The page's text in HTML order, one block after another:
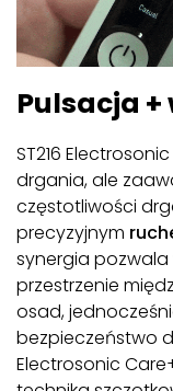
Pulsacja
ST216
drgania, ale
częstotliwości
precyzyjnym
synergia pozwala
przestrzenie
osad,
bezpieczeństwo
Electrosonic